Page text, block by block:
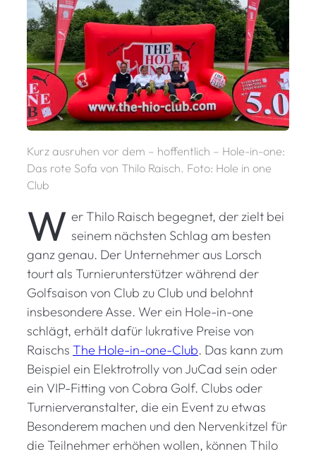
Kurz ausruhen vor dem – hoffentlich – Hole-in-one:
Das rote Sofa von Thilo Raisch. Foto: Hole in one
Club
W er Thilo Raisch begegnet, der zielt bei
seinem nächsten Schlag am besten
ganz genau. Der Unternehmer aus Lorsch
tourt als Turnierunterstützer während der
Golfsaison von Club zu Club und belohnt
insbesondere Asse. Wer ein Hole-in-one
schlägt, erhält dafür lukrative Preise von
Raischs The Hole-in-one-Club. Das kann zum
Beispiel ein Elektrotrolly von JuCad sein oder
ein VIP-Fitting von Cobra Golf. Clubs oder
Turnierveranstalter, die ein Event zu etwas
Besonderem machen und den Nervenkitzel für
die Teilnehmer erhöhen wollen, können Thilo